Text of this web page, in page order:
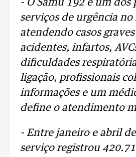
- O Samu 192 é um dos
serviços de urgência no
atendendo casos
acidentes, infartos,
dificuldades
ligação, profissionais
informações e um
define o atendimento
- Entre janeiro e abril
serviço registrou